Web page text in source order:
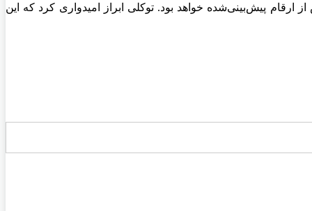
پیش‌بینی‌شده خواهد بود. توکلی ابراز امیدواری کرد که این